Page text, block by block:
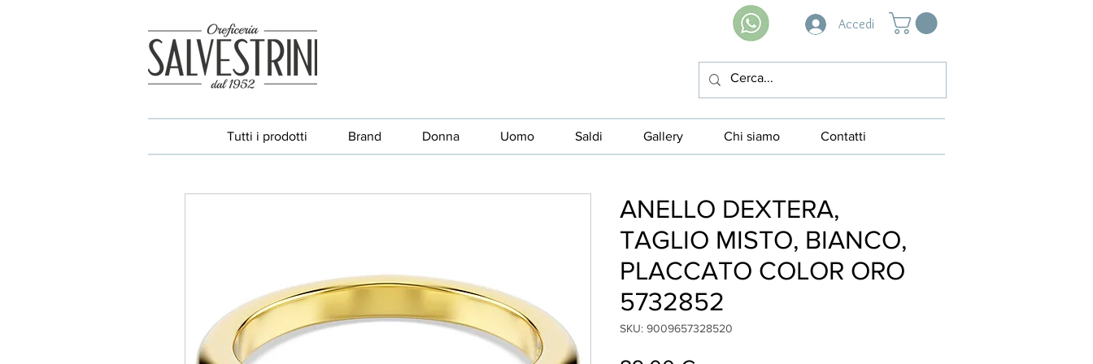
Accedi
Tutti i prodotti Brand Donna Uomo Saldi Gallery Chi siamo Contatti
ANELLO DEXTERA,
TAGLIO MISTO, BIANCO,
PLACCATO COLOR ORO
5732852
SKU: 9009657328520